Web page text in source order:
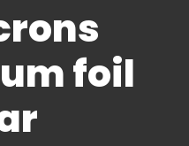
foil